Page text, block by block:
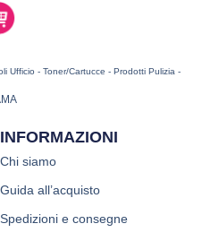
Ufficio - Toner/Cartucce - Prodotti Pulizia -
INFORMAZIONI
Chi siamo
Guida all’acquisto
Spedizioni e consegne